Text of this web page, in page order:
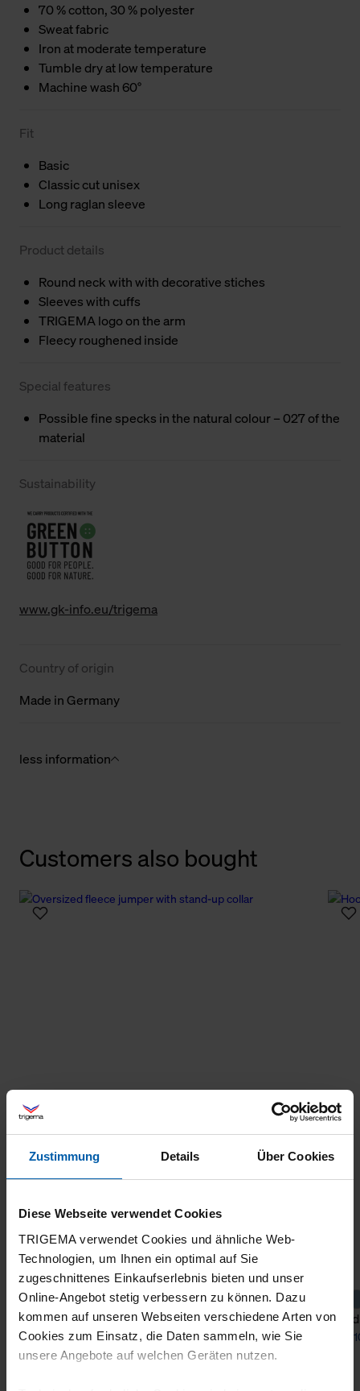
Zustimmung Details Über Cookies
Diese Webseite verwendet Cookies
TRIGEMA verwendet Cookies und ähnliche Web-
Technologien, um Ihnen ein optimal auf Sie
zugeschnittenes Einkaufserlebnis bieten und unser
Online-Angebot stetig verbessern zu können. Dazu
kommen auf unseren Webseiten verschiedene Arten von
Cookies zum Einsatz, die Daten sammeln, wie Sie
unsere Angebote auf welchen Geräten nutzen.
70 % cotton, 30 % polyester
Sweat fabric
Iron at moderate temperature
Tumble dry at low temperature
Machine wash 60°
Fit
Basic
Classic cut unisex
Long raglan sleeve
Product details
Round neck with with decorative stiches
Sleeves with cuffs
TRIGEMA logo on the arm
Fleecy roughened inside
Special features
Possible fine specks in the natural colour – 027 of the
material
Sustainability
www.gk-info.eu/trigema
Country of origin
Made in Germany
less information
Customers also bought
Oversized fleece jumper with stand-up collar
from 55,30 € 79,00 € from